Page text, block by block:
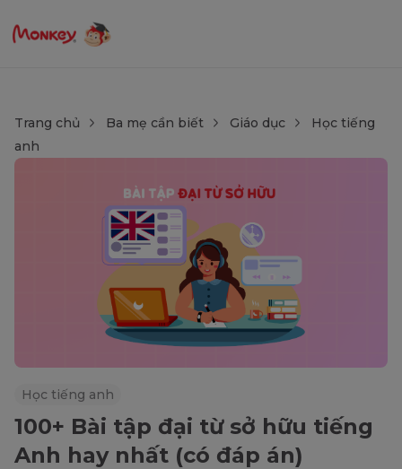
Trang chủ Ba mẹ cần biết Giáo dục
Học tiếng
anh
Học tiếng anh
100+ Bài tập đại từ sở hữu tiếng
Anh hay nhất (có đáp án)